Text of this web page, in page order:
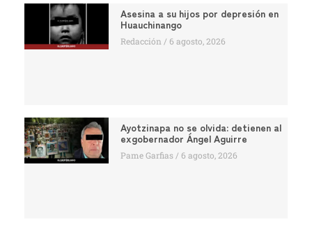
Asesina a su hijos por depresión en
Huauchinango
Redacción 6 agosto, 2026
Ayotzinapa no se olvida: detienen al
exgobernador Ángel Aguirre
Pame Garfias 6 agosto, 2026